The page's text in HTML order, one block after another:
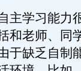
学习能力
和老师、同
于缺乏自制